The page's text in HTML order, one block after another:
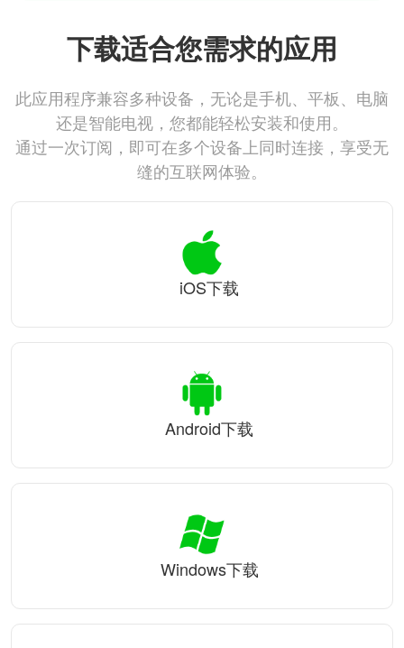
下载适合您需求的应用
此应用程序兼容多种设备，无论是手机、平板、电脑
还是智能电视，您都能轻松安装和使用。
通过一次订阅，即可在多个设备上同时连接，享受无
缝的互联网体验。
iOS下载
Android下载
Windows下载